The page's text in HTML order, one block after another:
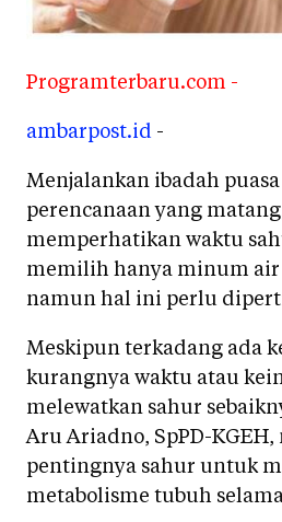
Programterbaru.com -
ambarpost.id -
Menjalankan ibadah
perencanaan yang
memperhatikan waktu
memilih hanya minum air
namun hal ini perlu
Meskipun terkadang ada
kurangnya waktu atau
melewatkan sahur
Aru Ariadno, SpPD-
pentingnya sahur untuk
metabolisme tubuh